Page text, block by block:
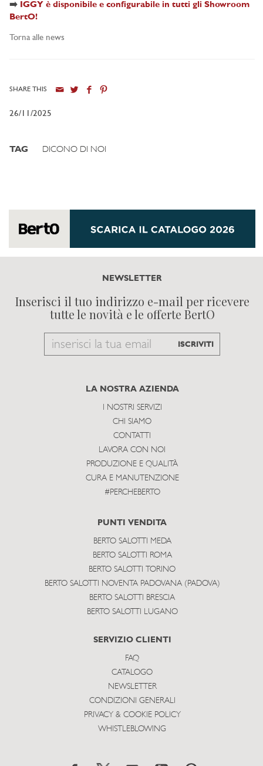
➡️ IGGY è disponibile e configurabile in tutti gli Showroom
BertO!
Torna alle news
SHARE THIS
26/11/2025
TAG DICONO DI NOI
NEWSLETTER
Inserisci il tuo indirizzo e-mail per ricevere
tutte le novità e le offerte BertO
Email
subscribe
ISCRIVITI
LA NOSTRA AZIENDA
I NOSTRI SERVIZI
CHI SIAMO
CONTATTI
LAVORA CON NOI
PRODUZIONE E QUALITÀ
CURA E MANUTENZIONE
#PERCHEBERTO
PUNTI VENDITA
BERTO SALOTTI MEDA
BERTO SALOTTI ROMA
BERTO SALOTTI TORINO
BERTO SALOTTI NOVENTA PADOVANA (PADOVA)
BERTO SALOTTI BRESCIA
BERTO SALOTTI LUGANO
SERVIZIO CLIENTI
FAQ
CATALOGO
NEWSLETTER
CONDIZIONI GENERALI
PRIVACY & COOKIE POLICY
WHISTLEBLOWING